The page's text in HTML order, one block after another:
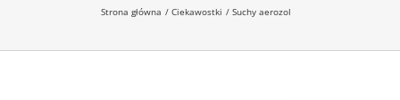
Strona główna Ciekawostki Suchy aerozol